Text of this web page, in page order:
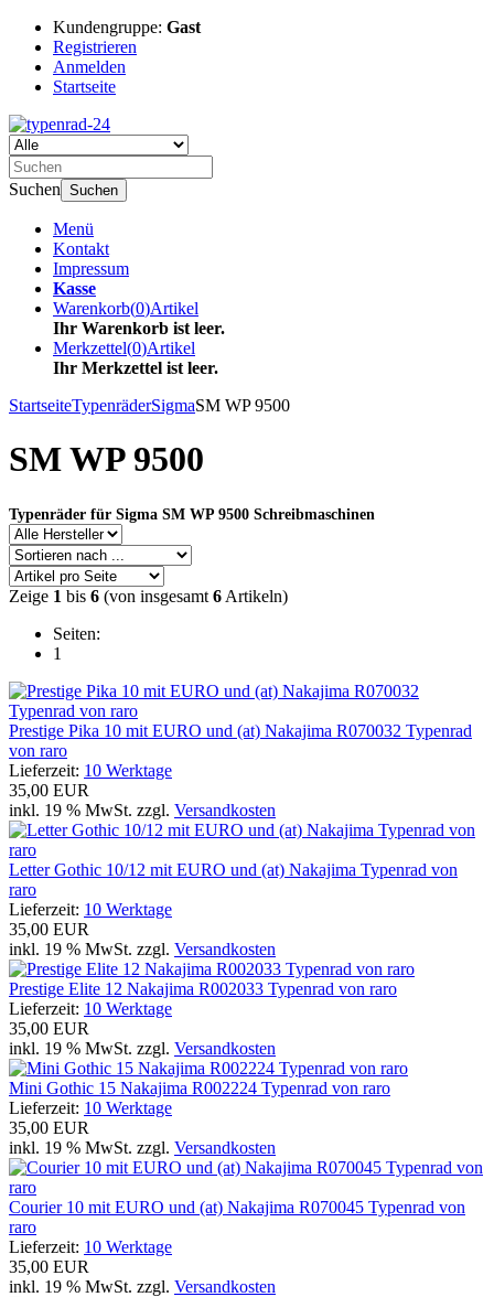
Kundengruppe: Gast
Registrieren
Anmelden
Startseite
Suchen Suchen
Menü
Kontakt
Impressum
Kasse
Warenkorb(0)Artikel
Ihr Warenkorb ist leer.
Merkzettel(0)Artikel
Ihr Merkzettel ist leer.
StartseiteTypenräderSigmaSM WP 9500
SM WP 9500
Typenräder für Sigma SM WP 9500 Schreibmaschinen
Zeige 1 bis 6 (von insgesamt 6 Artikeln)
Seiten:
1
Prestige Pika 10 mit EURO und (at) Nakajima R070032 Typenrad
von raro
Lieferzeit: 10 Werktage
35,00 EUR
inkl. 19 % MwSt. zzgl. Versandkosten
Letter Gothic 10/12 mit EURO und (at) Nakajima Typenrad von
raro
Lieferzeit: 10 Werktage
35,00 EUR
inkl. 19 % MwSt. zzgl. Versandkosten
Prestige Elite 12 Nakajima R002033 Typenrad von raro
Lieferzeit: 10 Werktage
35,00 EUR
inkl. 19 % MwSt. zzgl. Versandkosten
Mini Gothic 15 Nakajima R002224 Typenrad von raro
Lieferzeit: 10 Werktage
35,00 EUR
inkl. 19 % MwSt. zzgl. Versandkosten
Courier 10 mit EURO und (at) Nakajima R070045 Typenrad von
raro
Lieferzeit: 10 Werktage
35,00 EUR
inkl. 19 % MwSt. zzgl. Versandkosten